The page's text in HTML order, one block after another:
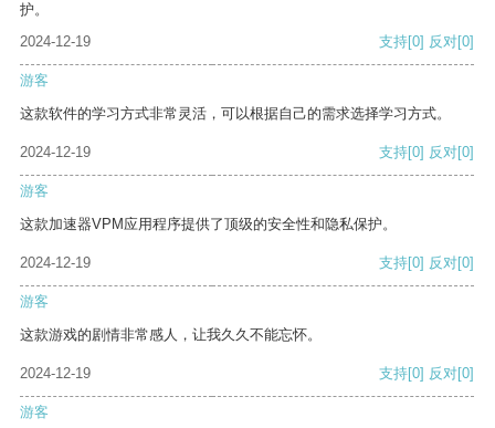
护。
2024-12-19
支持[0] 反对[0]
游客
这款软件的学习方式非常灵活，可以根据自己的需求选择学习方式。
2024-12-19 支持[0] 反对[0]
游客
这款加速器VPM应用程序提供了顶级的安全性和隐私保护。
2024-12-19 支持[0] 反对[0]
游客
这款游戏的剧情非常感人，让我久久不能忘怀。
2024-12-19 支持[0] 反对[0]
游客